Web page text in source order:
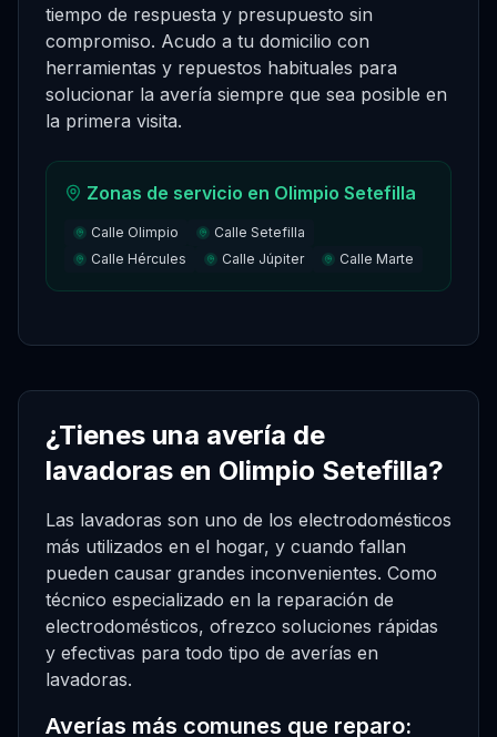
tiempo de respuesta y presupuesto sin
compromiso. Acudo a tu domicilio con
herramientas y repuestos habituales para
solucionar la avería siempre que sea posible en
la primera visita.
Zonas de servicio en Olimpio Setefilla
Calle Olimpio
Calle Setefilla
Calle Hércules
Calle Júpiter Calle Marte
¿Tienes una avería de
lavadoras en Olimpio Setefilla?
Las lavadoras son uno de los electrodomésticos
más utilizados en el hogar, y cuando fallan
pueden causar grandes inconvenientes. Como
técnico especializado en la reparación de
electrodomésticos, ofrezco soluciones rápidas
y efectivas para todo tipo de averías en
lavadoras.
Averías más comunes que reparo: